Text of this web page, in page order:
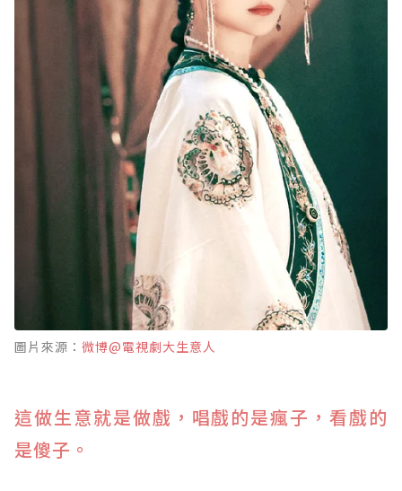
圖片來源： 微博@電視劇大生意人
這做生意就是做戲，唱戲的是瘋子，看戲的
是傻子。